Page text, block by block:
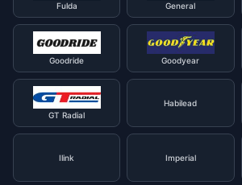
Fulda General
Goodride Goodyear
GT Radial
Habilead
Ilink
Imperial